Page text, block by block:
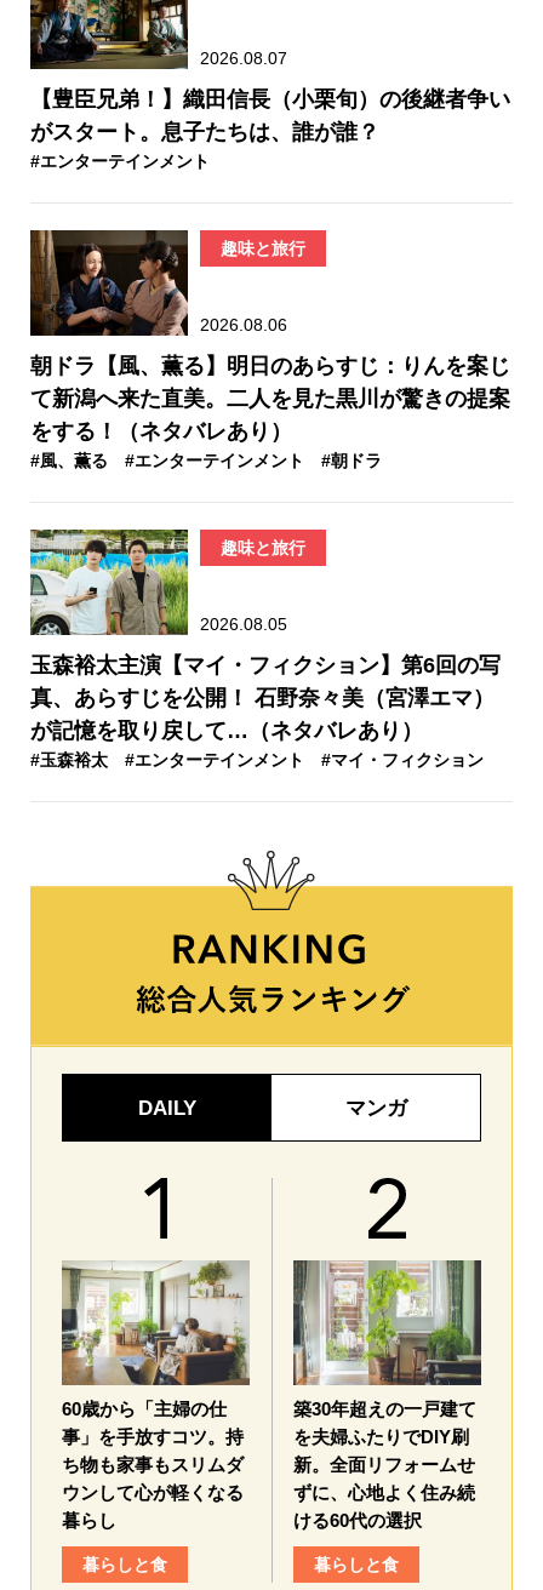
2026.08.07
【豊臣兄弟！】織田信長（小栗旬）の後継者争い
がスタート。息子たちは、誰が誰？
#エンターテインメント
趣味と旅行
2026.08.06
朝ドラ【風、薫る】明日のあらすじ：​りんを案じ
て新潟へ来た直美。二人を見た黒川が驚きの提案
をする！（ネタバレあり）
#風、薫る #エンターテインメント #朝ドラ
趣味と旅行
2026.08.05
玉森裕太主演【マイ・フィクション】第6回の写
真、あらすじを公開！ 石野奈々美（宮澤エマ）
が記憶を取り戻して…（ネタバレあり）
#玉森裕太 #エンターテインメント #マイ・フィクション
DAILY マンガ
60歳から「主婦の仕
事」を手放すコツ。持
ち物も家事もスリムダ
ウンして心が軽くなる
暮らし
暮らしと食
築30年超えの一戸建て
を夫婦ふたりでDIY刷
新。全面リフォームせ
ずに、心地よく住み続
ける60代の選択
暮らしと食